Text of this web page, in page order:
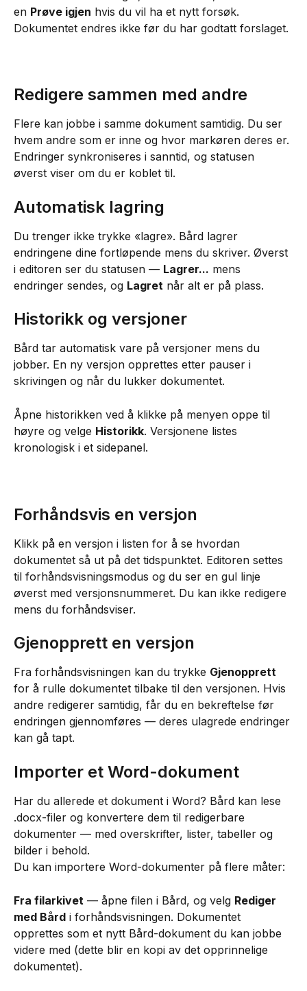
en Prøve igjen hvis du vil ha et nytt forsøk.
Dokumentet endres ikke før du har godtatt forslaget.
Redigere sammen med andre
Flere kan jobbe i samme dokument samtidig. Du ser
hvem andre som er inne og hvor markøren deres er.
Endringer synkroniseres i sanntid, og statusen
øverst viser om du er koblet til.
Automatisk lagring
Du trenger ikke trykke «lagre». Bård lagrer
endringene dine fortløpende mens du skriver. Øverst
i editoren ser du statusen — Lagrer... mens
endringer sendes, og Lagret når alt er på plass.
Historikk og versjoner
Bård tar automatisk vare på versjoner mens du
jobber. En ny versjon opprettes etter pauser i
skrivingen og når du lukker dokumentet.
Åpne historikken ved å klikke på menyen oppe til
høyre og velge Historikk. Versjonene listes
kronologisk i et sidepanel.
Forhåndsvis en versjon
Klikk på en versjon i listen for å se hvordan
dokumentet så ut på det tidspunktet. Editoren settes
til forhåndsvisningsmodus og du ser en gul linje
øverst med versjonsnummeret. Du kan ikke redigere
mens du forhåndsviser.
Gjenopprett en versjon
Fra forhåndsvisningen kan du trykke Gjenopprett
for å rulle dokumentet tilbake til den versjonen. Hvis
andre redigerer samtidig, får du en bekreftelse før
endringen gjennomføres — deres ulagrede endringer
kan gå tapt.
Importer et Word-dokument
Har du allerede et dokument i Word? Bård kan lese
.docx-filer og konvertere dem til redigerbare
dokumenter — med overskrifter, lister, tabeller og
bilder i behold.
Du kan importere Word-dokumenter på flere måter:
Fra filarkivet — åpne filen i Bård, og velg Rediger
med Bård i forhåndsvisningen. Dokumentet
opprettes som et nytt Bård-dokument du kan jobbe
videre med (dette blir en kopi av det opprinnelige
dokumentet).